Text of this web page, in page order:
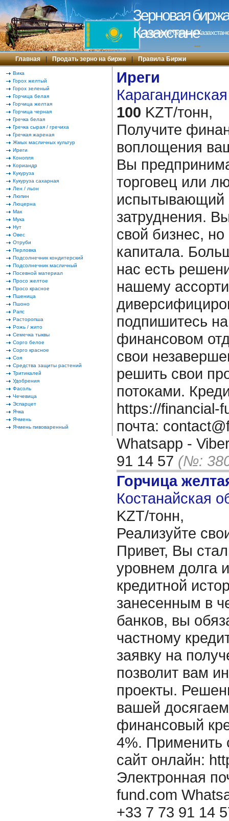
Зерновая
Казахстане
Зерновая биржа в
---
Главная | Продать зерно на бирже | Правила Биржи
Вика
Горох желтый
Горох зеленый
Горчица белая
Горчица желтая
Горчица черная
Гречка белая
Гречка сырая / гречиха
Гречкая жареная
Жмых масличных культур
Иреги
Конопля
Кориандр
Кукуруза
Кукуруза сахарная
Лен / льон
Люпин
Люцерна
Мак
Мука
Нут
Овес
Отруби
Перловка
Подсолнечник кондитерский
Подсолнечник масличный
Посевной материал
Просо желтое
Просо красное
Пшеница
Пшоно
Рапс
Расторопша
Рожь / жито
Семечка тыквы
Сорго белое
Сорго красное
Соя
Средства защиты растений
Тритикалей
Удобрения
Фасоль
Чечевица
Эспарцет
Ячка
Ячмень
Ячмень пивоваренный
Иреги
100 KZT/тонн,
Получите
воплощения
Вы
торговец или
испытывающий
затруднения.
свой бизнес,
капитала.
нас есть
нашему
подпишитесь
финансовом
свои
решить свои
потоками.
https://financial-
почта:
Whatsapp -
91 14 57 (№:
Горчица
Костанайская
KZT/тонн,
Реализуйте
Привет, Вы
уровнем долга
кредитной
занесенным в
банков, вы
частному
заявку на
позволит вам
проекты.
вашей
финансовый
4%. Применить
сайт онлайн:
Электронная
fund.com
+33 7 73 91 14